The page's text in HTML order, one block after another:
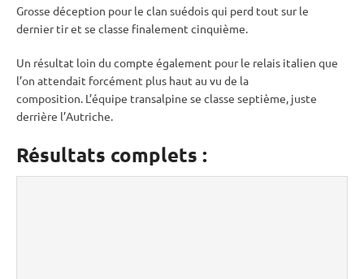
Grosse déception pour le clan suédois qui perd tout sur le
dernier tir et se classe finalement cinquième.
Un résultat loin du compte également pour le relais italien que
l’on attendait forcément plus haut au vu de la
composition. L’équipe transalpine se classe septième, juste
derrière l’Autriche.
Résultats complets :